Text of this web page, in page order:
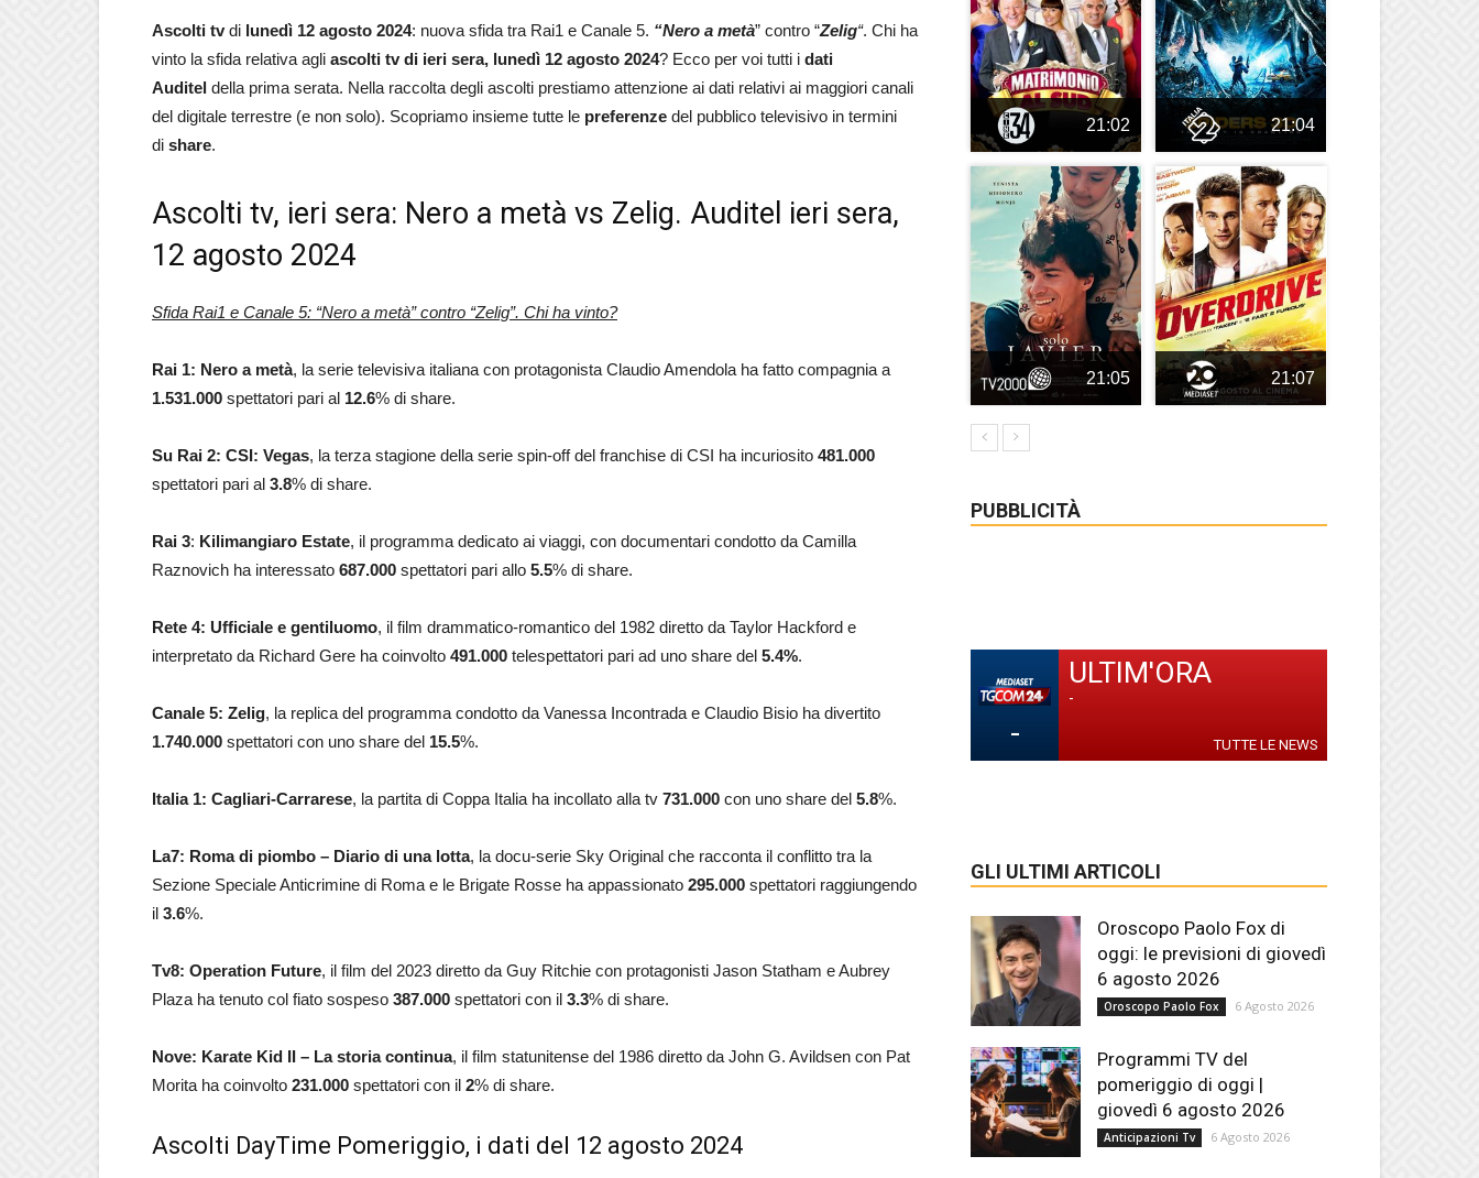
Ascolti tvdi lunedì 12 agosto 2024: nuova sfida tra Rai1 e Canale 5. “Nero a metà” contro “Zelig“. Chi ha
vinto la sfida relativa agli ascolti tv di ieri sera, lunedì 12 agosto 2024? Ecco per voi tutti i dati
Auditel della prima serata. Nella raccolta degli ascolti prestiamo attenzione ai dati relativi ai maggiori canali
del digitale terrestre (e non solo). Scopriamo insieme tutte le preferenze del pubblico televisivo in termini
di share.
Ascolti tv, ieri sera: Nero a metà vs Zelig. Auditel ieri sera,
12 agosto 2024
Sfida Rai1 e Canale 5: “Nero a metà” contro “Zelig”. Chi ha vinto?
Rai 1: Nero a metà, la serie televisiva italiana con protagonista Claudio Amendola ha fatto compagnia a
1.531.000 spettatori pari al 12.6% di share.
Su Rai 2: CSI: Vegas, la terza stagione della serie spin-off del franchise di CSI ha incuriosito 481.000
spettatori pari al 3.8% di share.
Rai 3: Kilimangiaro Estate, il programma dedicato ai viaggi, con documentari condotto da Camilla
Raznovich ha interessato 687.000 spettatori pari allo 5.5% di share.
Rete 4: Ufficiale e gentiluomo, il film drammatico-romantico del 1982 diretto da Taylor Hackford e
interpretato da Richard Gere ha coinvolto 491.000 telespettatori pari ad uno share del 5.4%.
Canale 5: Zelig, la replica del programma condotto da Vanessa Incontrada e Claudio Bisio ha divertito
1.740.000 spettatori con uno share del 15.5%.
Italia 1: Cagliari-Carrarese, la partita di Coppa Italia ha incollato alla tv 731.000 con uno share del 5.8%.
La7: Roma di piombo – Diario di una lotta, la docu-serie Sky Original che racconta il conflitto tra la
Sezione Speciale Anticrimine di Roma e le Brigate Rosse ha appassionato 295.000 spettatori raggiungendo
il 3.6%.
Tv8: Operation Future, il film del 2023 diretto da Guy Ritchie con protagonisti Jason Statham e Aubrey
Plaza ha tenuto col fiato sospeso 387.000 spettatori con il 3.3% di share.
Nove: Karate Kid II – La storia continua, il film statunitense del 1986 diretto da John G. Avildsen con Pat
Morita ha coinvolto 231.000 spettatori con il 2% di share.
Ascolti DayTime Pomeriggio, i dati del 12 agosto 2024
21:02 21:04
21:05 21:07
PUBBLICITÀ
-
ULTIM'ORA
-
TUTTE LE NEWS
GLI ULTIMI ARTICOLI
Oroscopo Paolo Fox di
oggi: le previsioni di giovedì
6 agosto 2026
Oroscopo Paolo Fox 6 Agosto 2026
Programmi TV del
pomeriggio di oggi |
giovedì 6 agosto 2026
Anticipazioni Tv 6 Agosto 2026